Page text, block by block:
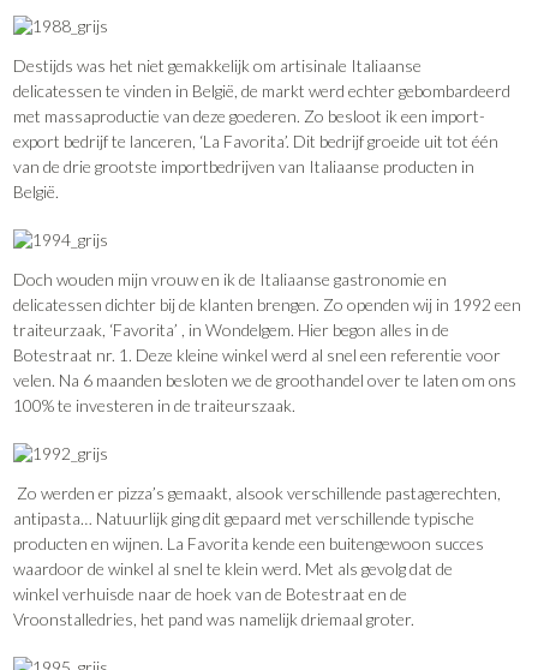
Destijds was het niet gemakkelijk om artisinale Italiaanse
delicatessen te vinden in België, de markt werd echter gebombardeerd
met massaproductie van deze goederen. Zo besloot ik een import-
export bedrijf te lanceren, ‘La Favorita’. Dit bedrijf groeide uit tot één
van de drie grootste importbedrijven van Italiaanse producten in
België.
Doch wouden mijn vrouw en ik de Italiaanse gastronomie en
delicatessen dichter bij de klanten brengen. Zo openden wij in 1992 een
traiteurzaak, ‘Favorita’ , in Wondelgem. Hier begon alles in de
Botestraat nr. 1. Deze kleine winkel werd al snel een referentie voor
velen. Na 6 maanden besloten we de groothandel over te laten om ons
100% te investeren in de traiteurszaak.
Zo werden er pizza’s gemaakt, alsook verschillende pastagerechten,
antipasta… Natuurlijk ging dit gepaard met verschillende typische
producten en wijnen. La Favorita kende een buitengewoon succes
waardoor de winkel al snel te klein werd. Met als gevolg dat de
winkel verhuisde naar de hoek van de Botestraat en de
Vroonstalledries, het pand was namelijk driemaal groter.